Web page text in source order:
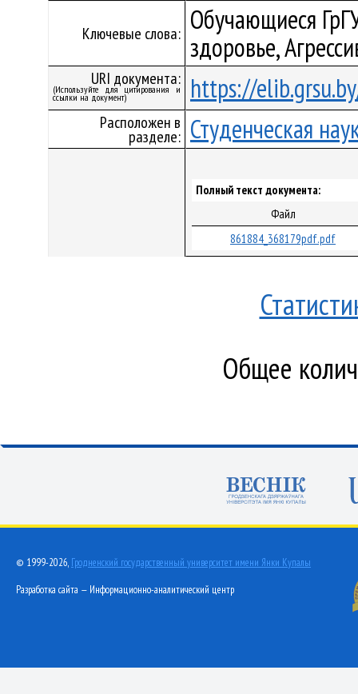
Ключевые слова: Обучающиеся
здоровье,
URI документа:
(Используйте для цитирования и
ссылки на документ) https://
Расположен в
разделе: Студенческая
Полный текст документа:
Файл
861884_368179pdf.pdf
Общее
© 1999-2026, Гродненский государственный университет имени Янки Купалы
Разработка сайта — Информационно-аналитический центр